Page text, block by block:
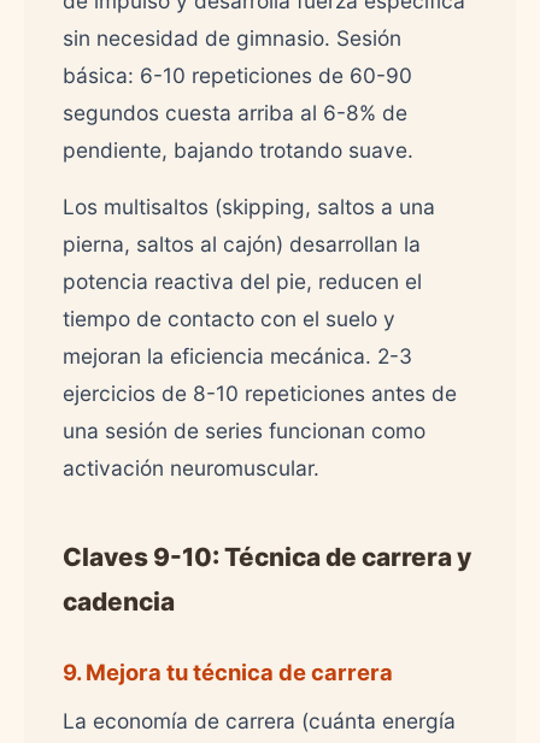
sin necesidad de gimnasio. Sesión
básica: 6-10 repeticiones de 60-90
segundos cuesta arriba al 6-8% de
pendiente, bajando trotando suave.
Los multisaltos (skipping, saltos a una
pierna, saltos al cajón) desarrollan la
potencia reactiva del pie, reducen el
tiempo de contacto con el suelo y
mejoran la eficiencia mecánica. 2-3
ejercicios de 8-10 repeticiones antes de
una sesión de series funcionan como
activación neuromuscular.
Claves 9-10: Técnica de carrera y
cadencia
9. Mejora tu técnica de carrera
La economía de carrera (cuánta energía